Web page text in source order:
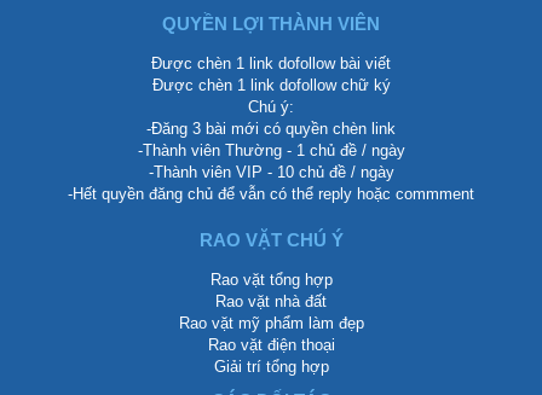
QUYỀN LỢI THÀNH VIÊN
Được chèn 1 link dofollow bài viết
Được chèn 1 link dofollow chữ ký
Chú ý:
-Đăng 3 bài mới có quyền chèn link
-Thành viên Thường - 1 chủ đề / ngày
-Thành viên VIP - 10 chủ đề / ngày
-Hết quyền đăng chủ để vẫn có thể reply hoặc commment
RAO VẶT CHÚ Ý
Rao vặt tổng hợp
Rao vặt nhà đất
Rao vặt mỹ phẩm làm đẹp
Rao vặt điện thoại
Giải trí tổng hợp